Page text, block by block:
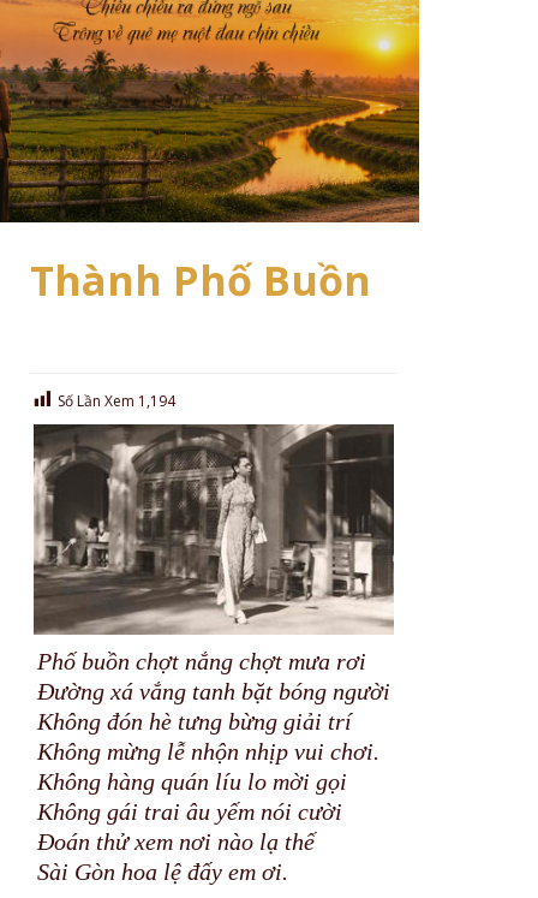
Thành Phố Buồn
Số Lần Xem 1,194
Phố buồn chợt nắng chợt mưa rơi
Đường xá vắng tanh bặt bóng người
Không đón hè tưng bừng giải trí
Không mừng lễ nhộn nhịp vui chơi.
Không hàng quán líu lo mời gọi
Không gái trai âu yếm nói cười
Đoán thử xem nơi nào lạ thế
Sài Gòn hoa lệ đấy em ơi.